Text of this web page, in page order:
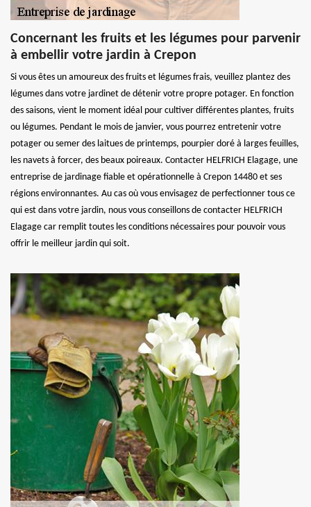
Concernant les fruits et les légumes pour parvenir
à embellir votre jardin à Crepon
Si vous êtes un amoureux des fruits et légumes frais, veuillez plantez des
légumes dans votre jardinet de détenir votre propre potager. En fonction
des saisons, vient le moment idéal pour cultiver différentes plantes, fruits
ou légumes. Pendant le mois de janvier, vous pourrez entretenir votre
potager ou semer des laitues de printemps, pourpier doré à larges feuilles,
les navets à forcer, des beaux poireaux. Contacter HELFRICH Elagage, une
entreprise de jardinage fiable et opérationnelle à Crepon 14480 et ses
régions environnantes. Au cas où vous envisagez de perfectionner tous ce
qui est dans votre jardin, nous vous conseillons de contacter HELFRICH
Elagage car remplit toutes les conditions nécessaires pour pouvoir vous
offrir le meilleur jardin qui soit.